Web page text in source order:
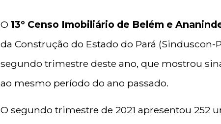
O13º Censo Imobiliário de Belém e
da Construção do Estado do Pará (Sinduscon-
segundo trimestre deste ano, que mostrou
ao mesmo período do ano passado.
O segundo trimestre de 2021 apresentou 252